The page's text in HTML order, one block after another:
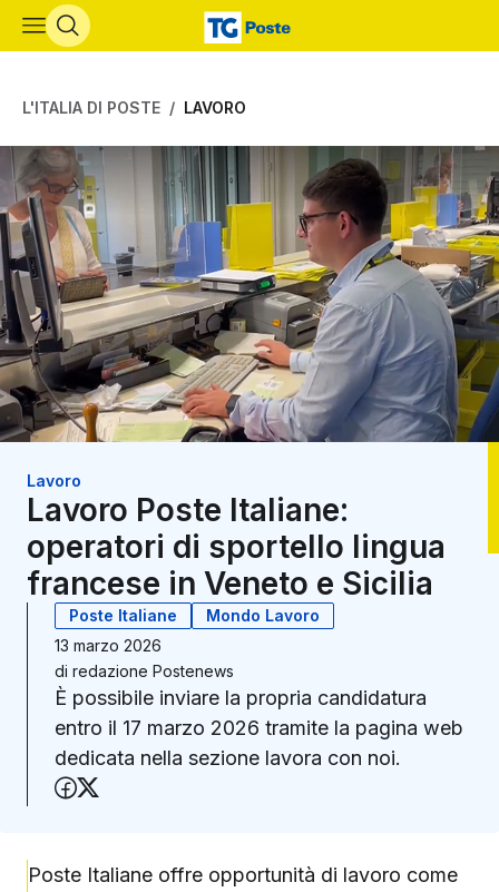
Vai al contenuto principale
L'ITALIA DI POSTE LAVORO
Lavoro
Lavoro Poste Italiane:
operatori di sportello lingua
francese in Veneto e Sicilia
Poste Italiane
Mondo Lavoro
13 marzo 2026
di redazione Postenews
È possibile inviare la propria candidatura
entro il 17 marzo 2026 tramite la pagina web
dedicata nella sezione lavora con noi.
Condividi su Facebook
Poste Italiane offre opportunità di lavoro come